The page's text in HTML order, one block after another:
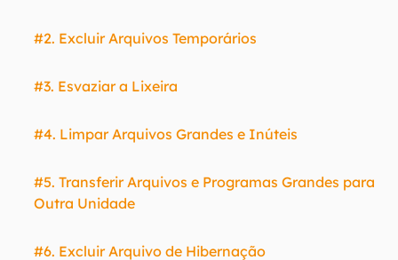
#2. Excluir Arquivos Temporários
#3. Esvaziar a Lixeira
#4. Limpar Arquivos Grandes e Inúteis
#5. Transferir Arquivos e Programas Grandes para
Outra Unidade
#6. Excluir Arquivo de Hibernação